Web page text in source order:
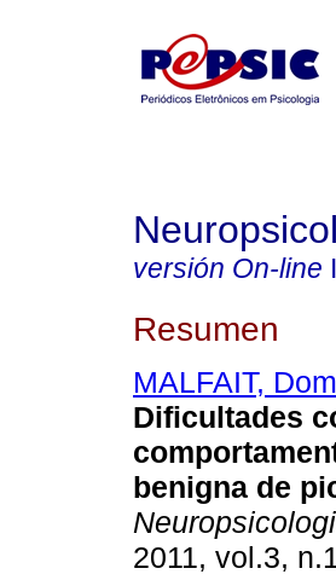
versión On-line
Resumen
MALFAIT,
Dificultades
benigna de
2011, vol.3,